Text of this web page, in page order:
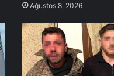
Ağustos 8, 2026